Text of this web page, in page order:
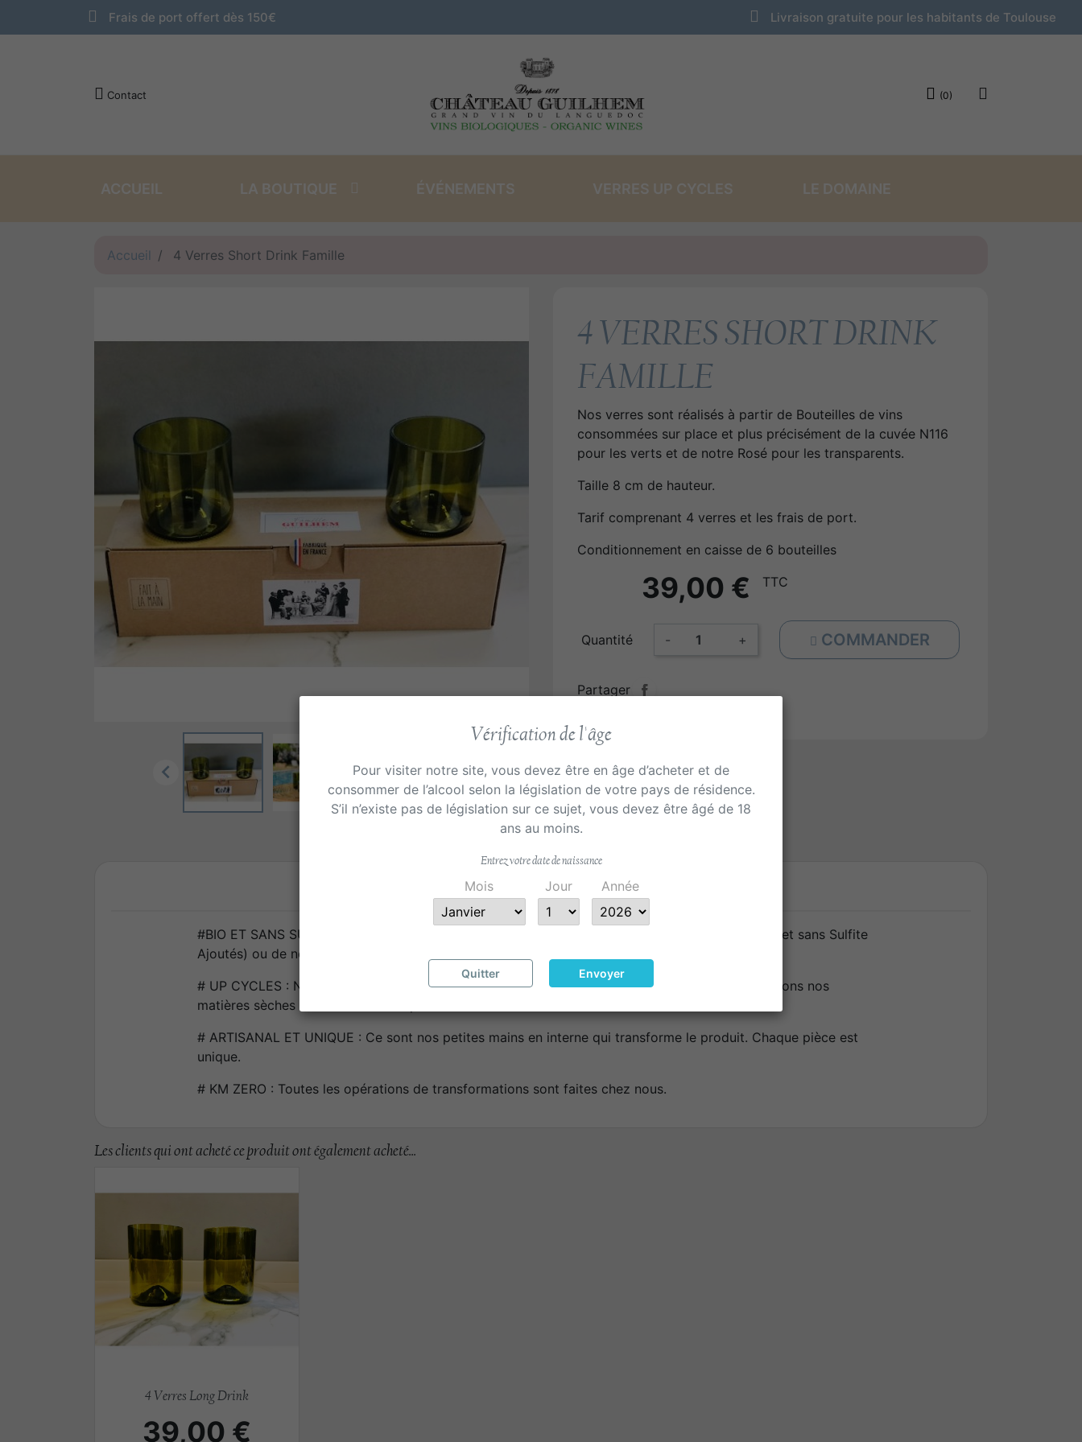
Frais de port offert dès 150€ Livraison gratuite pour les habitants de Toulouse
Contact (0)
ACCUEIL LA BOUTIQUE ÉVÉNEMENTS VERRES UP CYCLES LE DOMAINE
Accueil 4 Verres Short Drink Famille
 
4 VERRES SHORT DRINK
FAMILLE
Nos verres sont réalisés à partir de Bouteilles de vins
consommées sur place et plus précisément de la cuvée N116
pour les verts et de notre Rosé pour les transparents.
Taille 8 cm de hauteur.
Tarif comprenant 4 verres et les frais de port.
Conditionnement en caisse de 6 bouteilles
39,00 € TTC
Quantité - + COMMANDER
Partager
Accords mets et vins Détails du produit
#BIO ET SANS SULFITE AJOUTE : Nos verres sont réalisés à partir de la bouteille N116 (vin BIO et sans Sulfite
Ajoutés) ou de notre Rosé Prestige (vin BIO).
# UP CYCLES : Nos verres sont réalisés à partir de bouteilles N116 consommées et nous réutilisons nos
matières sèches afin de vous faire parvenir votre colis.
# ARTISANAL ET UNIQUE : Ce sont nos petites mains en interne qui transforme le produit. Chaque pièce est
unique.
# KM ZERO : Toutes les opérations de transformations sont faites chez nous.
Les clients qui ont acheté ce produit ont également acheté...
Aperçu rapide
4 Verres Long Drink
Prix
39,00 €
Vérification de l'âge
Pour visiter notre site, vous devez être en âge d’acheter et de
consommer de l’alcool selon la législation de votre pays de résidence.
S’il n’existe pas de législation sur ce sujet, vous devez être âgé de 18
ans au moins.
Entrez votre date de naissance
Mois Jour Année
Quitter Envoyer